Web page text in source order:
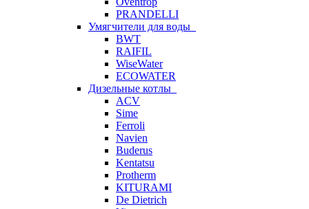
PRANDELLI
Умягчители для воды
BWT
RAIFIL
WiseWater
ECOWATER
Дизельные котлы
ACV
Sime
Ferroli
Navien
Buderus
Kentatsu
Protherm
KITURAMI
De Dietrich